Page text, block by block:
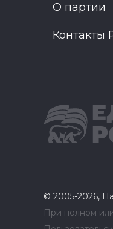
О партии
Контакты
© 2005-2026,
При полном